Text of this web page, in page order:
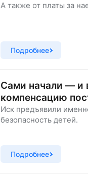
А также от платы за
Подробнее
Сами начали — и
компенсацию
Иск предъявили
безопасность детей.
Подробнее